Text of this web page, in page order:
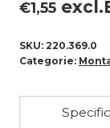
€1,55
SKU: 220.369.0
Categorie: